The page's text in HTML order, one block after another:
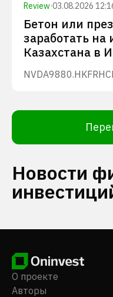
Review·03.08.2026
Бетон или
заработать на
Казахстана в
NVDA9880.HKFRHC
Новости
О проекте
Авторы